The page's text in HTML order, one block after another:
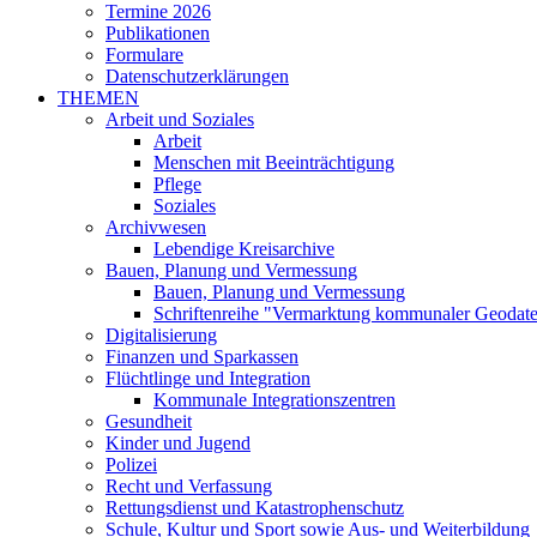
Termine 2026
Publikationen
Formulare
Datenschutzerklärungen
THEMEN
Arbeit und Soziales
Arbeit
Menschen mit Beeinträchtigung
Pflege
Soziales
Archivwesen
Lebendige Kreisarchive
Bauen, Planung und Vermessung
Bauen, Planung und Vermessung
Schriftenreihe "Vermarktung kommunaler
Digitalisierung
Finanzen und Sparkassen
Flüchtlinge und Integration
Kommunale Integrationszentren
Gesundheit
Kinder und Jugend
Polizei
Recht und Verfassung
Rettungsdienst und Katastrophenschutz
Schule, Kultur und Sport sowie Aus- und Weiterbildung